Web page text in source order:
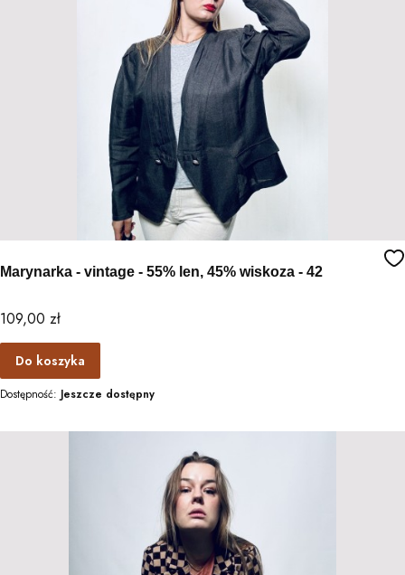
Marynarka - vintage - 55% len, 45% wiskoza - 42
Cena
109,00 zł
Do koszyka
Dostępność: Jeszcze dostępny